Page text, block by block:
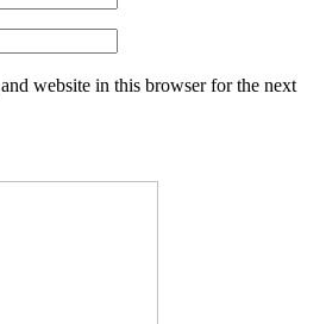
website in this browser for the next